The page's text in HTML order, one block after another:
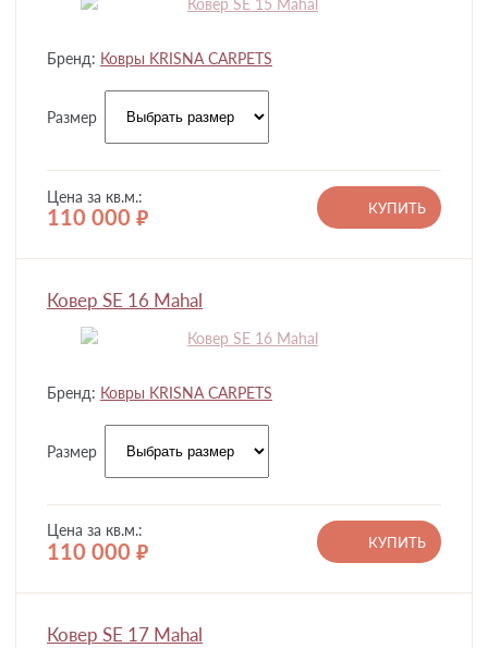
Бренд: Ковры KRISNA CARPETS
Размер
Цена за кв.м.:
110 000 руб.
КУПИТЬ
Ковер SE 16 Mahal
Бренд: Ковры KRISNA CARPETS
Размер
Цена за кв.м.:
110 000 руб.
КУПИТЬ
Ковер SE 17 Mahal